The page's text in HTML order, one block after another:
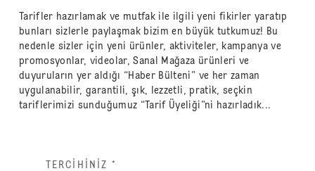
Tarifler hazırlamak ve mutfak ile ilgili yeni fikirler yaratıp
bunları sizlerle paylaşmak bizim en büyük tutkumuz! Bu
nedenle sizler için yeni ürünler, aktiviteler, kampanya ve
promosyonlar, videolar, Sanal Mağaza ürünleri ve
duyuruların yer aldığı “Haber Bülteni” ve her zaman
uygulanabilir, garantili, şık, lezzetli, pratik, seçkin
tariflerimizi sunduğumuz “Tarif Üyeliği”ni hazırladık...
TERCIHINIZ *